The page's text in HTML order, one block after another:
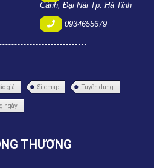
Cảnh, Đại Nài Tp. Hà Tĩnh
0934655679
giá Sitemap Tuyển dụng
ngày
THƯƠNG